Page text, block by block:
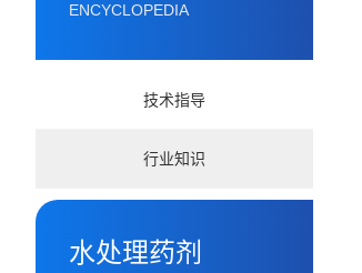
ENCYCLOPEDIA
技术指导
行业知识
水处理药剂